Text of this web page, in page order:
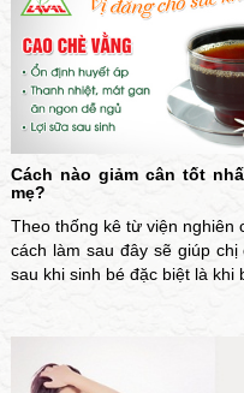
Cách nào giảm cân tốt
mẹ?
Theo thống kê từ viện nghiên
cách làm sau đây sẽ giúp
sau khi sinh bé đặc biệt là khi